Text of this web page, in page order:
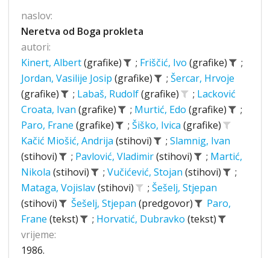
naslov:
Neretva od Boga prokleta
autori:
Kinert, Albert(grafike) ; Friščić, Ivo (grafike)
;
Jordan, Vasilije Josip (grafike) ; Šercar, Hrvoje
(grafike)
; Labaš, Rudolf(grafike) ; Lacković
Croata, Ivan (grafike) ; Murtić, Edo (grafike)
;
Paro, Frane (grafike) ; Šiško, Ivica (grafike)
Kačić Miošić, Andrija (stihovi) ; Slamnig, Ivan
(stihovi)
; Pavlović, Vladimir(stihovi) ; Martić,
Nikola (stihovi) ; Vučićević, Stojan (stihovi)
;
Mataga, Vojislav(stihovi) ; Šešelj, Stjepan
(stihovi)
Šešelj, Stjepan (predgovor)
Paro,
Frane (tekst) ; Horvatić, Dubravko (tekst)
vrijeme:
1986.